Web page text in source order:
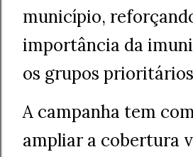
município,
importância da
os grupos
A campanha tem
ampliar a cobertura